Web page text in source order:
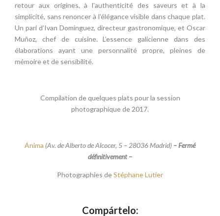
retour aux origines, à l’authenticité des saveurs et à la
simplicité, sans renoncer à l’élégance visible dans chaque plat.
Un pari d’Ivan Dominguez, directeur gastronomique, et Oscar
Muñoz, chef de cuisine. L’essence galicienne dans des
élaborations ayant une personnalité propre, pleines de
mémoire et de sensibilité.
Compilation de quelques plats pour la session
photographique de 2017.
Ánima (Av. de Alberto de Alcocer, 5 – 28036 Madrid) – Fermé
définitivement –
Photographies deStéphane Lutier
Compártelo: